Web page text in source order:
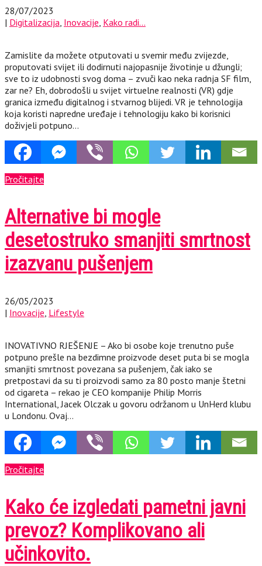
28/07/2023
| Digitalizacija Inovacije Kako radi...
Zamislite da možete otputovati u svemir među zvijezde,
proputovati svijet ili dodirnuti najopasnije životinje u džungli;
sve to iz udobnosti svog doma – zvuči kao neka radnja SF film,
zar ne? Eh, dobrodošli u svijet virtuelne realnosti (VR) gdje
granica između digitalnog i stvarnog blijedi. VR je tehnologija
koja koristi napredne uređaje i tehnologiju kako bi korisnici
doživjeli potpuno…
Pročitajte
Alternative bi mogle
desetostruko smanjiti smrtnost
izazvanu pušenjem
26/05/2023
| Inovacije Lifestyle
INOVATIVNO RJEŠENJE – Ako bi osobe koje trenutno puše
potpuno prešle na bezdimne proizvode deset puta bi se mogla
smanjiti smrtnost povezana sa pušenjem, čak iako se
pretpostavi da su ti proizvodi samo za 80 posto manje štetni
od cigareta – rekao je CEO kompanije Philip Morris
International, Jacek Olczak u govoru održanom u UnHerd klubu
u Londonu. Ovaj…
Pročitajte
Kako će izgledati pametni javni
prevoz? Komplikovano ali
učinkovito.